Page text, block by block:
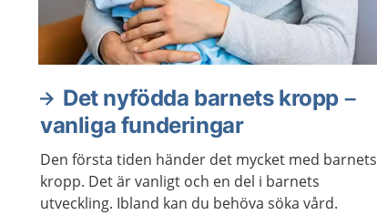
Det nyfödda barnets kropp –
vanliga funderingar
Den första tiden händer det mycket med barnets
kropp. Det är vanligt och en del i barnets
utveckling. Ibland kan du behöva söka vård.